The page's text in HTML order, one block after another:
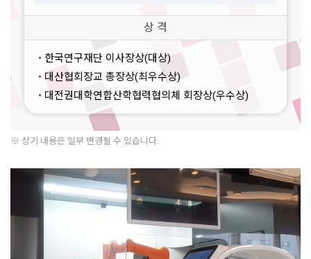
상 격
한국연구재단 이사장상(대상)
대산협회장교 총장상(최우수상)
대전권대학연합산학협력협의체 회장상(우수상)
※ 상기 내용은 일부 변경될 수 있습니다.